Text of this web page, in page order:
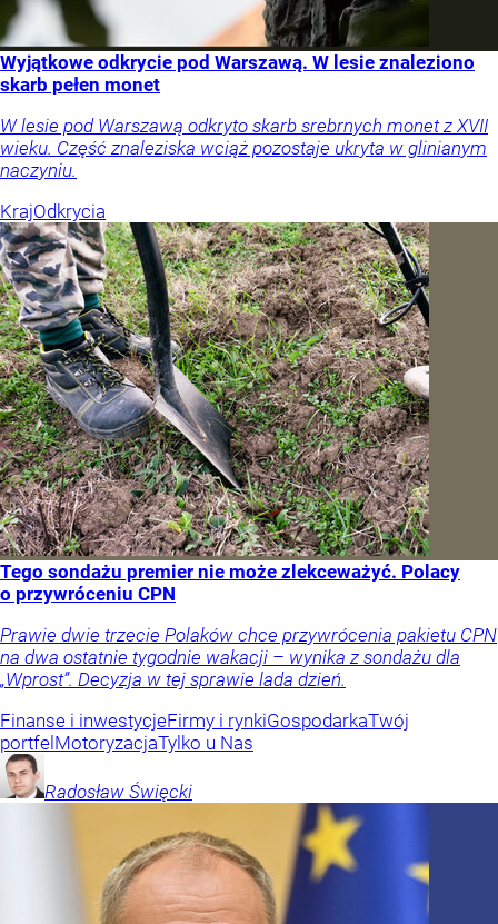
Wyjątkowe odkrycie pod Warszawą. W lesie znaleziono
skarb pełen monet
W lesie pod Warszawą odkryto skarb srebrnych monet z XVII
wieku. Część znaleziska wciąż pozostaje ukryta w glinianym
naczyniu.
KrajOdkrycia
Tego sondażu premier nie może zlekceważyć. Polacy
o przywróceniu CPN
Prawie dwie trzecie Polaków chce przywrócenia pakietu CPN
na dwa ostatnie tygodnie wakacji – wynika z sondażu dla
„Wprost”. Decyzja w tej sprawie lada dzień.
Finanse i inwestycjeFirmy i rynkiGospodarkaTwój
portfelMotoryzacjaTylko u Nas
Radosław Święcki